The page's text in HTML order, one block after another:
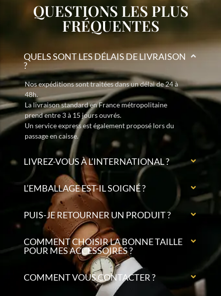
QUESTIONS LES PLUS
FRÉQUENTES
QUELS SONT LES DÉLAIS DE LIVRAISON
?
Nos expéditions sont traitées dans un délai de 24 à
48h.
La livraison standard en France métropolitaine
prend entre 3 à 15 jours ouvrés.
Un service express est également proposé lors du
passage en caisse.
LIVREZ-VOUS À L’INTERNATIONAL ?
L’EMBALLAGE EST-IL SOIGNÉ ?
PUIS-JE RETOURNER UN PRODUIT ?
COMMENT CHOISIR LA BONNE TAILLE
POUR MES ACCESSOIRES ?
COMMENT VOUS CONTACTER ?